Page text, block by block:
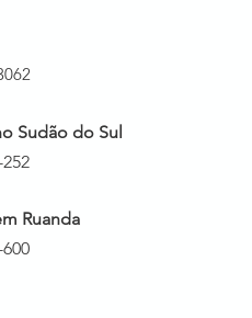
Sudão do Sul
Ruanda